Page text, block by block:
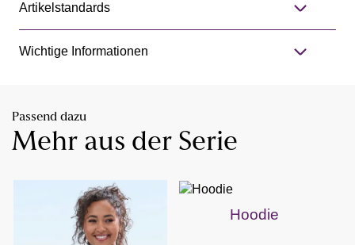
Artikelstandards
Wichtige Informationen
Passend dazu
Mehr aus der Serie
Hoodie